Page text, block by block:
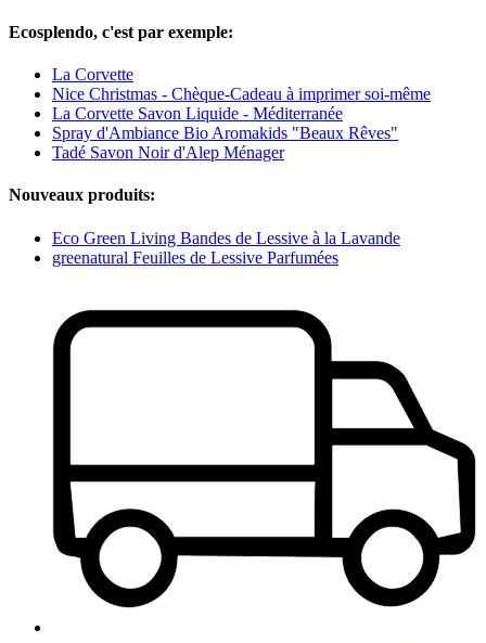
Ecosplendo, c'est par exemple:
La Corvette
Nice Christmas - Chèque-Cadeau à imprimer soi-même
La Corvette Savon Liquide - Méditerranée
Spray d'Ambiance Bio Aromakids "Beaux Rêves"
Tadé Savon Noir d'Alep Ménager
Nouveaux produits:
Eco Green Living Bandes de Lessive à la Lavande
greenatural Feuilles de Lessive Parfumées